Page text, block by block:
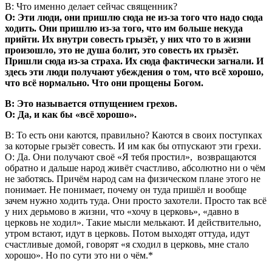
В: Что именно делает сейчас священник?
О: Эти люди, они пришлю сюда не из-за того что надо сюда
ходить. Они пришлю из-за того, что им больше некуда
прийти. Их внутри совесть грызёт, у них что то в жизни
произошло, это не душа болит, это совесть их грызёт.
Пришли сюда из-за страха. Их сюда фактически загнали. И
здесь эти люди получают убеждения о том, что всё хорошо,
что всё нормально. Что они прощены Богом.
В: Это называется отпущением грехов.
О: Да, и как бы «всё хорошо».
В: То есть они каются, правильно? Каются в своих поступках
за которые грызёт совесть. И им как бы отпускают эти грехи.
О: Да. Они получают своё «Я тебя простил», возвращаются
обратно и дальше народ живёт счастливо, абсолютно ни о чём
не заботясь. Причём народ сам на физическом плане этого не
понимает. Не понимает, почему он туда пришёл и вообще
зачем нужно ходить туда. Они просто захотели. Просто так всё
у них дерьмово в жизни, что «хочу в церковь», «давно в
церковь не ходил». Такие мысли мелькают. И действительно,
утром встают, идут в церковь. Потом выходят оттуда, идут
счастливые домой, говорят «я сходил в церковь, мне стало
хорошо». Но по сути это ни о чём.*